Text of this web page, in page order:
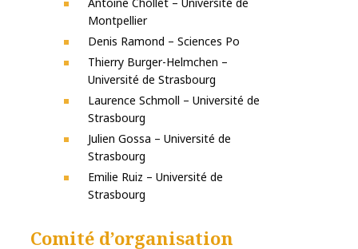
Montpellier
Denis Ramond – Sciences Po
Thierry Burger-Helmchen –
Université de Strasbourg
Laurence Schmoll – Université de
Strasbourg
Julien Gossa – Université de
Strasbourg
Emilie Ruiz – Université de
Strasbourg
Comité d’organisation